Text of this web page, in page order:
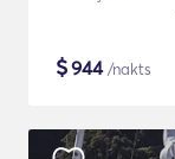
$944/nakts